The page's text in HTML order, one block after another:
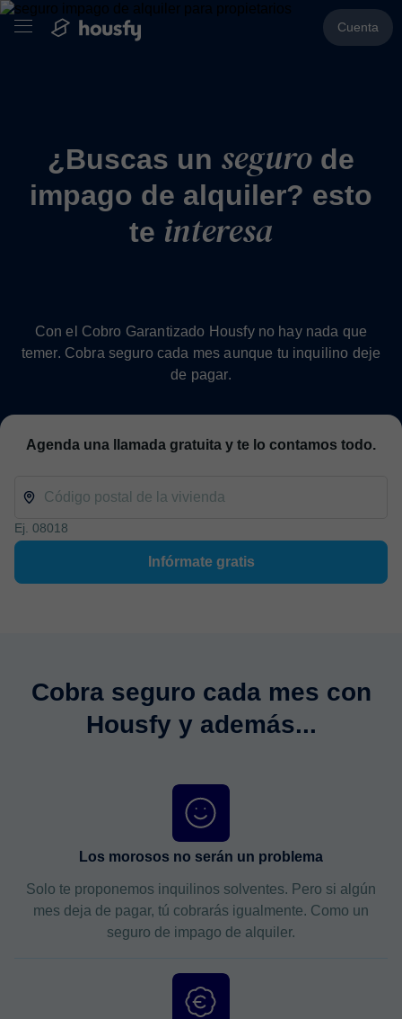
Cuenta
¿Buscas un seguro de
impago de alquiler? esto
te interesa
Con el Cobro Garantizado Housfy no hay nada que
temer. Cobra seguro cada mes aunque tu inquilino deje
de pagar.
Agenda una llamada gratuita y te lo contamos todo.
Ej. 08018
Infórmate gratis
Cobra seguro cada mes con
Housfy y además...
Los morosos no serán un problema
Solo te proponemos inquilinos solventes. Pero si algún
mes deja de pagar, tú cobrarás igualmente. Como un
seguro de impago de alquiler.